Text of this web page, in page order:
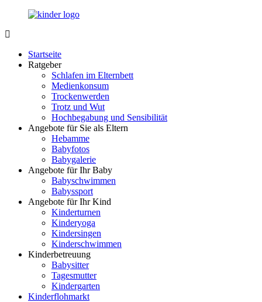
Zurück
Inhalt
Portal
Nachwuchs
Startseite
Ratgeber
Schlafen im Elternbett
Medienkonsum
Trockenwerden
Trotz und Wut
Hochbegabung und Sensibilität
Angebote für Sie als Eltern
Hebamme
Babyfotos
Babygalerie
Angebote für Ihr Baby
Babyschwimmen
Babyssport
Angebote für Ihr Kind
Kinderturnen
Kinderyoga
Kindersingen
Kinderschwimmen
Kinderbetreuung
Babysitter
Tagesmutter
Kindergarten
Kinderflohmarkt